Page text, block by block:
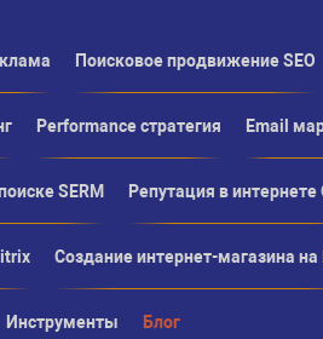
Поисковое продвижение SEO
Performance стратегия Email
SERM Репутация в интернете
Создание интернет-магазина на
Инструменты Блог